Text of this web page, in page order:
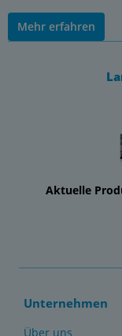
Mehr erfahren
Aktuelle
Unternehmen
Über uns